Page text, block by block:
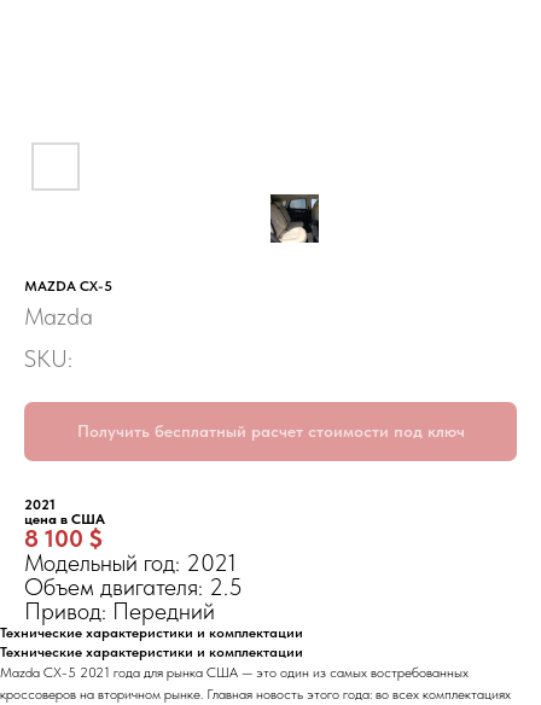
MAZDA CX-5
Mazda
SKU:
Получить бесплатный расчет стоимости под ключ
2021
цена в США
8 100 $
Модельный год: 2021
Объем двигателя: 2.5
Привод: Передний
Технические характеристики и комплектации
Технические характеристики и комплектации
Mazda CX-5 2021 года для рынка США — это один из самых востребованных
кроссоверов на вторичном рынке. Главная новость этого года: во всех комплектациях